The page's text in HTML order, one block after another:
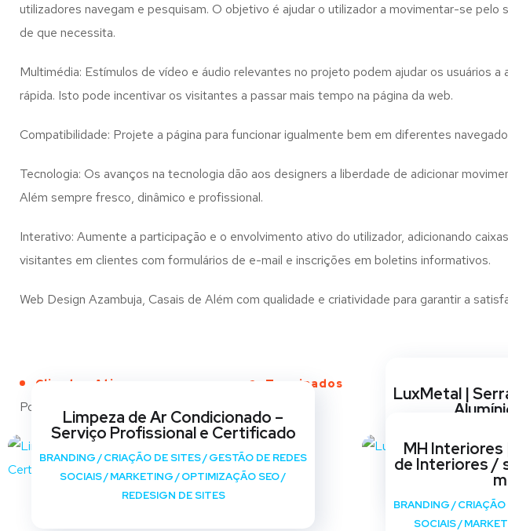
utilizadores navegam e pesquisam. O objetivo é ajudar o utilizador a movimentar-se
de que necessita.
Multimédia: Estímulos de vídeo e áudio relevantes no projeto podem ajudar os usuários
rápida. Isto pode incentivar os visitantes a passar mais tempo na página da web.
Compatibilidade: Projete a página para funcionar igualmente bem em diferentes
Tecnologia: Os avanços na tecnologia dão aos designers a liberdade de adicionar
Além sempre fresco, dinâmico e profissional.
Interativo: Aumente a participação e o envolvimento ativo do utilizador, adicionando
visitantes em clientes com formulários de e-mail e inscrições em boletins informativos.
Web Design Azambuja, Casais de Além com qualidade e criatividade para garantir a
Clientes Ativos Terminados
Portfólio
Limpeza de Ar Condicionado –
Serviço Profissional e Certificado
BRANDING/CRIAÇÃO DE SITES/GESTÃO DE REDES
SOCIAIS/MARKETING/OPTIMIZAÇÃO SEO/
REDESIGN DE SITES
LuxMetal |
SOCIAIS/
MH Interiores
de Interiores /
BRANDING /
SOCIAIS/